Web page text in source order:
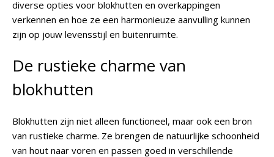
diverse opties voor blokhutten en overkappingen
verkennen en hoe ze een harmonieuze aanvulling kunnen
zijn op jouw levensstijl en buitenruimte.
De rustieke charme van
blokhutten
Blokhutten zijn niet alleen functioneel, maar ook een bron
van rustieke charme. Ze brengen de natuurlijke schoonheid
van hout naar voren en passen goed in verschillende